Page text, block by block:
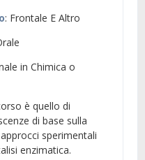
: Frontale E Altro
in Chimica o
è quello di
di base sulla
sperimentali
enzimatica.